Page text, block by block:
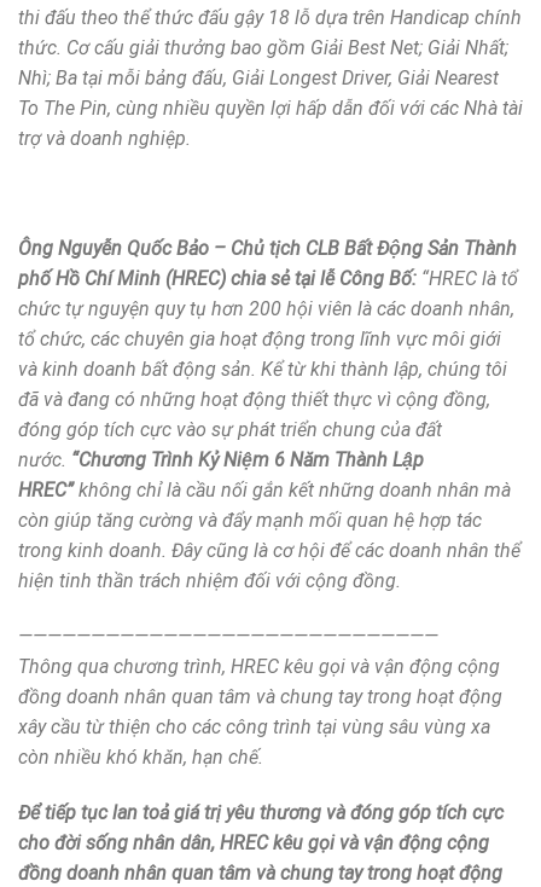
thi đấu theo thể thức đấu gậy 18 lỗ dựa trên Handicap chính
thức. Cơ cấu giải thưởng bao gồm Giải Best Net; Giải Nhất;
Nhì; Ba tại mỗi bảng đấu, Giải Longest Driver, Giải Nearest
To The Pin, cùng nhiều quyền lợi hấp dẫn đối với các Nhà tài
trợ và doanh nghiệp.
Ông Nguyễn Quốc Bảo – Chủ tịch CLB Bất Động Sản Thành
phố Hồ Chí Minh (HREC) chia sẻ tại lễ Công Bố: “HREC là tổ
chức tự nguyện quy tụ hơn 200 hội viên là các doanh nhân,
tổ chức, các chuyên gia hoạt động trong lĩnh vực môi giới
và kinh doanh bất động sản. Kể từ khi thành lập, chúng tôi
đã và đang có những hoạt động thiết thực vì cộng đồng,
đóng góp tích cực vào sự phát triển chung của đất
nước. “Chương Trình Kỷ Niệm 6 Năm Thành Lập
HREC”không chỉ là cầu nối gắn kết những doanh nhân mà
còn giúp tăng cường và đẩy mạnh mối quan hệ hợp tác
trong kinh doanh. Đây cũng là cơ hội để các doanh nhân thể
hiện tinh thần trách nhiệm đối với cộng đồng.
—————————————————————————————
Thông qua chương trình, HREC kêu gọi và vận động cộng
đồng doanh nhân quan tâm và chung tay trong hoạt động
xây cầu từ thiện cho các công trình tại vùng sâu vùng xa
còn nhiều khó khăn, hạn chế.
Để tiếp tục lan toả giá trị yêu thương và đóng góp tích cực
cho đời sống nhân dân, HREC kêu gọi và vận động cộng
đồng doanh nhân quan tâm và chung tay trong hoạt động